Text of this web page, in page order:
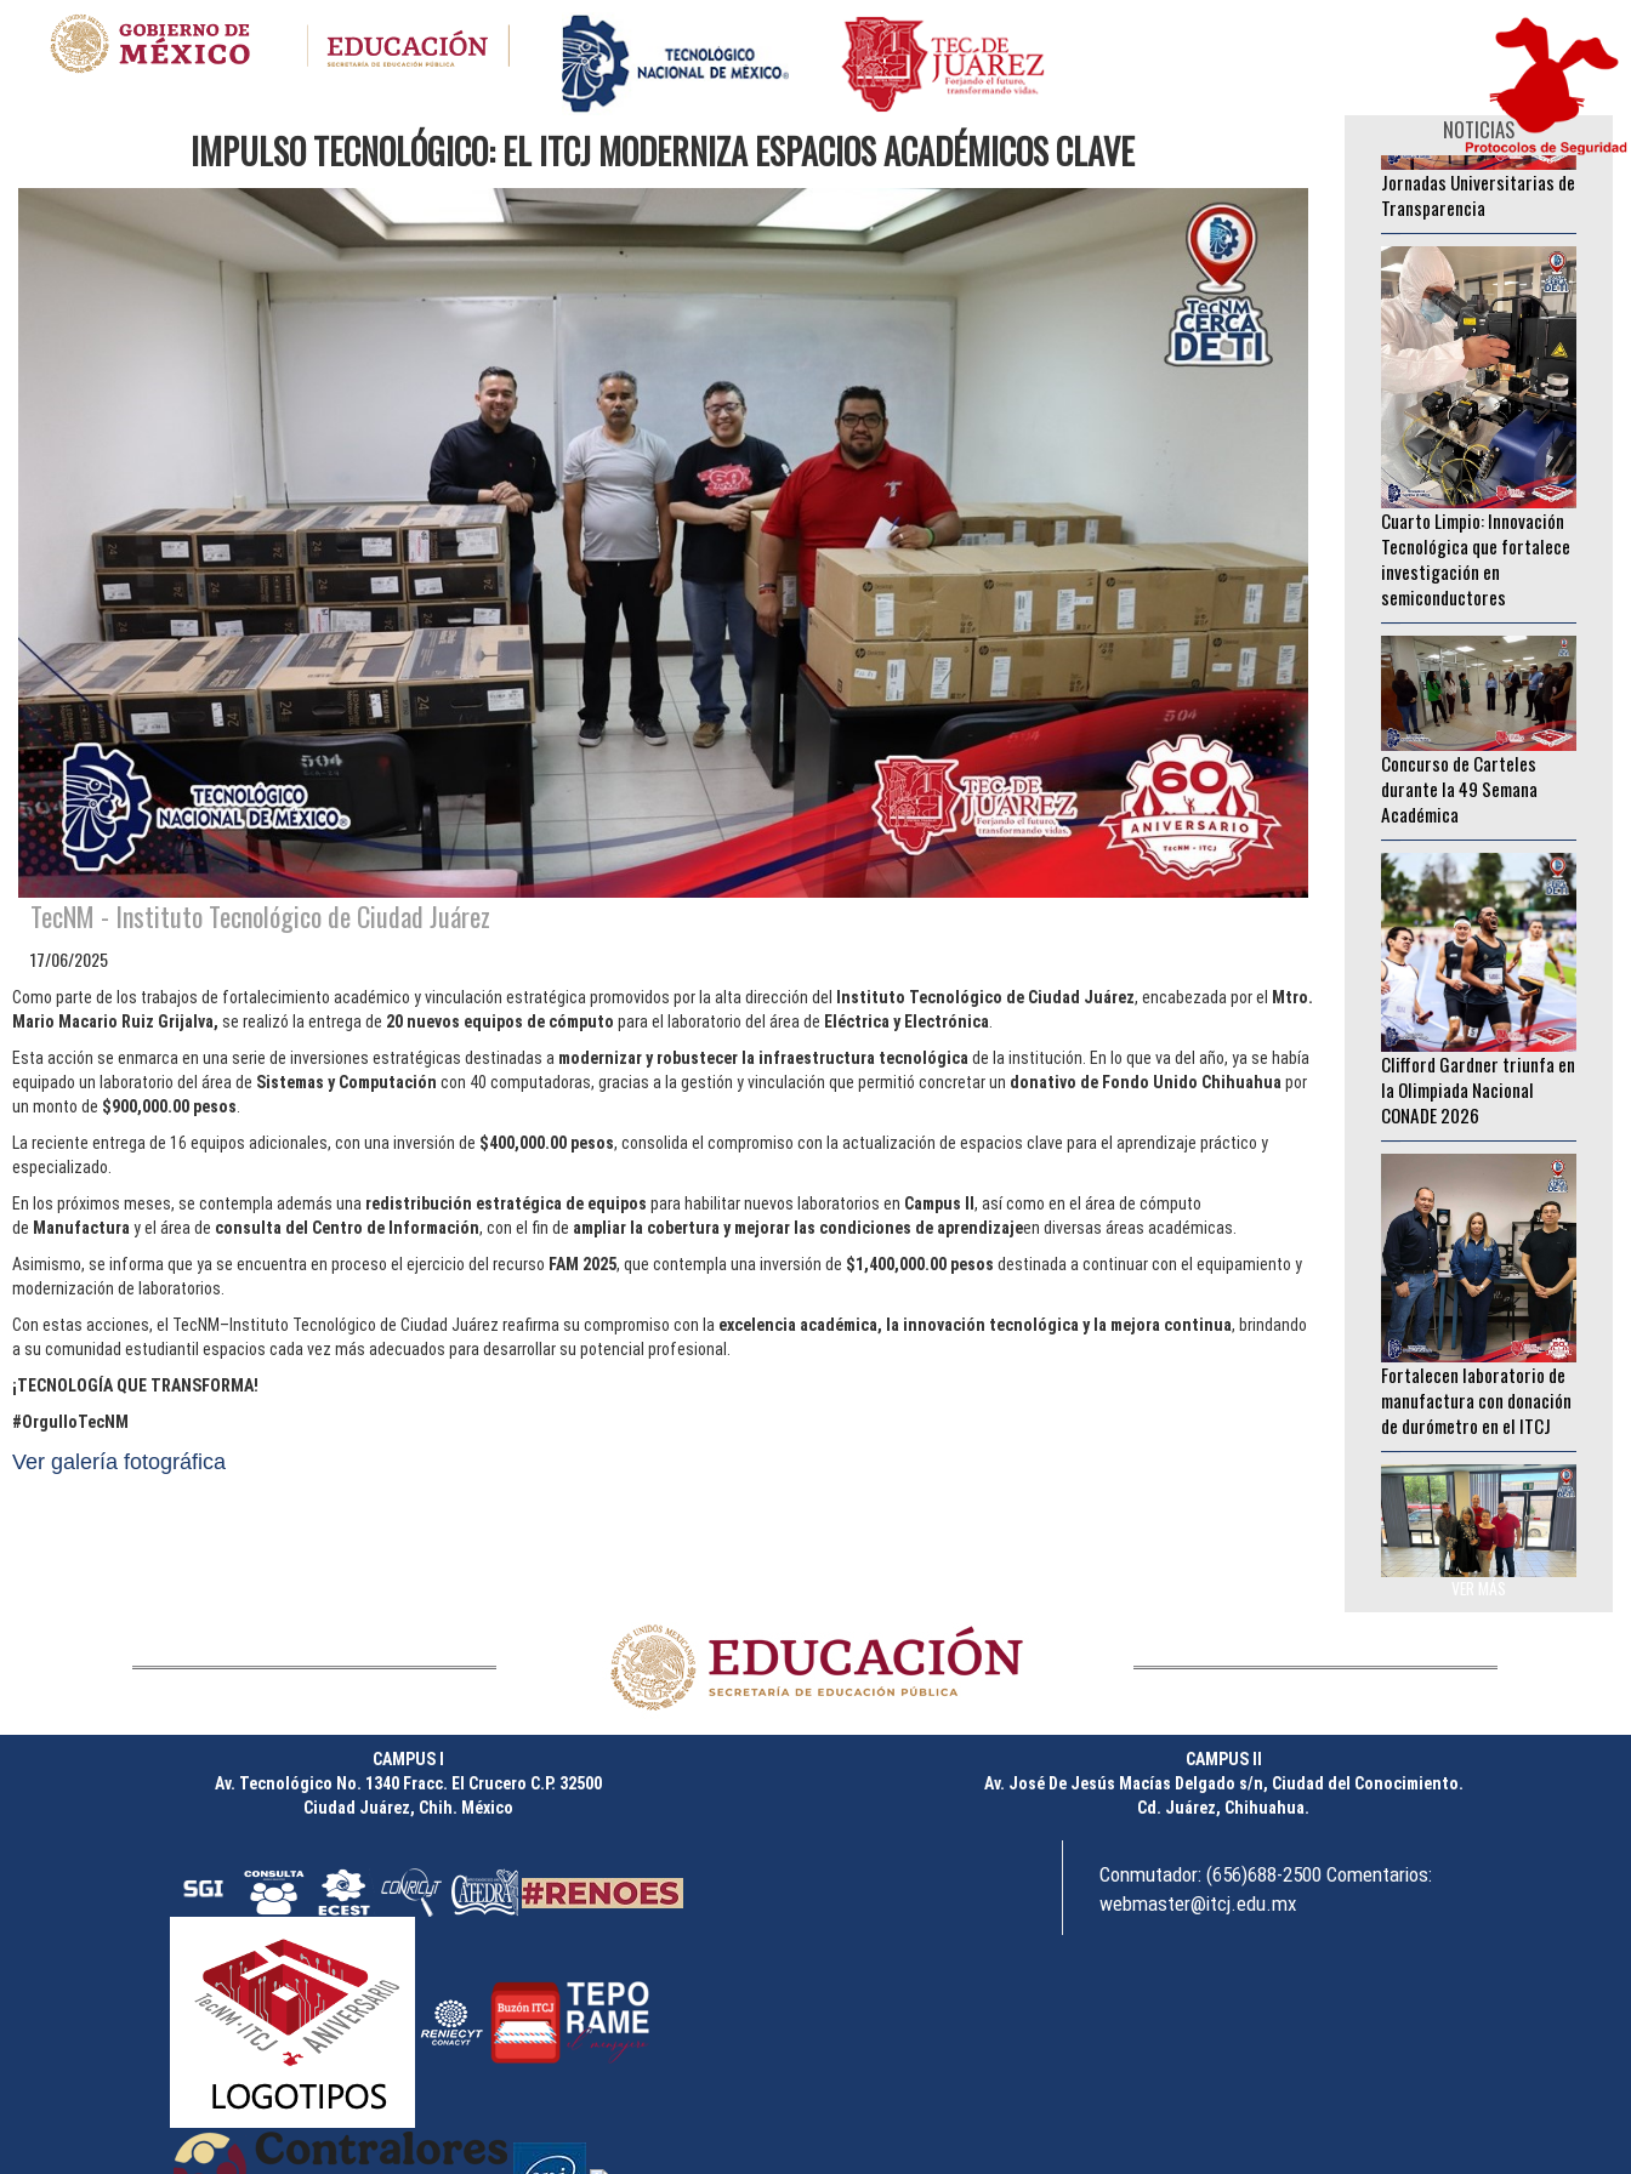
IMPULSO TECNOLÓGICO: EL ITCJ MODERNIZA ESPACIOS ACADÉMICOS CLAVE
TecNM - Instituto Tecnológico de Ciudad Juárez
17/06/2025
Como parte de los trabajos de fortalecimiento académico y vinculación estratégica promovidos por la alta dirección del Instituto Tecnológico de Ciudad Juárez, encabezada por el
Mtro.
Mario Macario Ruiz Grijalva, se realizó la entrega de 20 nuevos equipos de cómputo para el laboratorio del área de Eléctrica y Electrónica
Esta acción se enmarca en una serie de inversiones estratégicas destinadas a modernizar y robustecer la infraestructura tecnológica de la institución. En lo que va del año, ya se había
equipado un laboratorio del área de Sistemas y Computación con 40 computadoras, gracias a la gestión y vinculación que permitió concretar un donativo de Fondo Unido Chihuahua por
un monto de $900,000.00 pesos
La reciente entrega de 16 equipos adicionales, con una inversión de $400,000.00 pesos, consolida el compromiso con la actualización de espacios clave para el aprendizaje práctico y
especializado.
En los próximos meses, se contempla además una redistribución estratégica de equipos para habilitar nuevos laboratorios en Campus II , así como en el área de cómputo
de Manufactura y el área de consulta del Centro de Información, con el fin de ampliar la cobertura y mejorar las condiciones de aprendizajeen diversas áreas académicas.
Asimismo, se informa que ya se encuentra en proceso el ejercicio del recurso FAM 2025, que contempla una inversión de $1,400,000.00 pesos destinada a continuar con el equipamiento y
modernización de laboratorios.
Con estas acciones, el TecNM–Instituto Tecnológico de Ciudad Juárez reafirma su compromiso con la excelencia académica, la innovación tecnológica y la mejora continua, brindando
a su comunidad estudiantil espacios cada vez más adecuados para desarrollar su potencial profesional.
¡TECNOLOGÍA QUE TRANSFORMA!
#OrgulloTecNM
Ver galería fotográfica
NOTICIAS
Jornadas Universitarias de
Transparencia
Cuarto Limpio: Innovación
Tecnológica que fortalece
investigación en
semiconductores
Concurso de Carteles
durante la 49 Semana
Académica
Clifford Gardner triunfa en
la Olimpiada Nacional
CONADE 2026
Fortalecen laboratorio de
manufactura con donación
de durómetro en el ITCJ
Impulsan educación para
futuro libre de plásticos
CAMPUS I
Av. Tecnológico No. 1340 Fracc. El Crucero C.P. 32500
Ciudad Juárez, Chih. México
CAMPUS II
Av. José De Jesús Macías Delgado s/n, Ciudad del Conocimiento.
Cd. Juárez, Chihuahua.
Conmutador: (656)688-2500 Comentarios:
webmaster@itcj.edu.mx